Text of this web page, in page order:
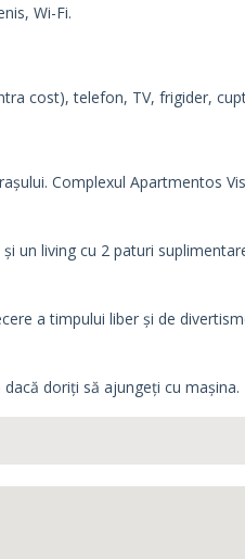
Wi-Fi.
cost), telefon, TV, frigider,
Complexul Apartmentos
un living cu 2 paturi
a timpului liber și de
doriți să ajungeți cu mașina.